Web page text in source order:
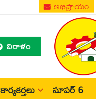
అభిప్రాయం
విరాళం
కార్యకర్తలు సూపర్ 6